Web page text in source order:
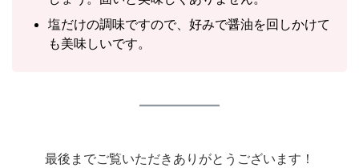
塩だけの調味ですので、好みで醤油を回しかけて
も美味しいです。
最後までご覧いただきありがとうございます！